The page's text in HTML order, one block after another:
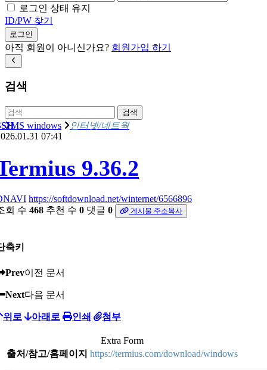
로그인 상태 유지
ID/PW 찾기
로그인
아직 회원이 아니신가요? 회원가입 하기
검색
검색
MS windows 인터넷/네트웍
07:41
9.36.2
https://softdownload.net/winternet/6566896
회 수 468 추천 수 0 댓글 0 게시물 주소복사
축키
Prev이전 문서
Next다음 문서
위로 아래로 인쇄 첨부
Extra Form
출처/참고/홈페이지 https://termius.com/download/windows